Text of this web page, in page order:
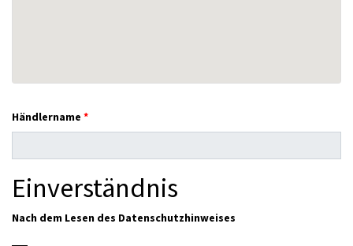
Händlername
Einverständnis
Nach dem Lesen des Datenschutzhinweises